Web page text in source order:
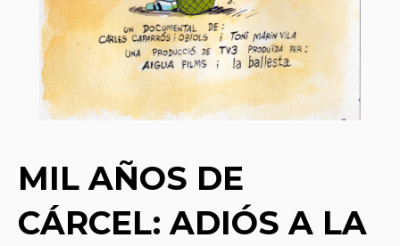
MIL AÑOS DE
CÁRCEL: ADIÓS A LA